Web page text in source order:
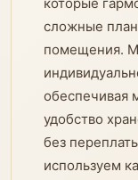
сложные
помещения.
обеспечивая
удобство
без
используем